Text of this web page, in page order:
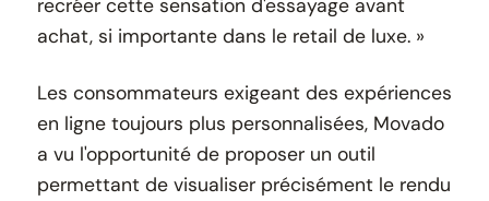
recréer cette sensation d'essayage avant
achat, si importante dans le retail de luxe. »
Les consommateurs exigeant des expériences
en ligne toujours plus personnalisées, Movado
a vu l'opportunité de proposer un outil
permettant de visualiser précisément le rendu